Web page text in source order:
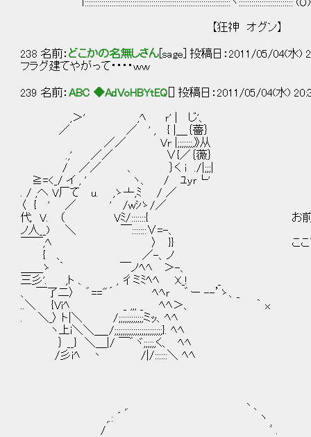
ｌ::::::::::::::::::::::::::::::::::::::::::::::::::::::::::::::::::::::ヽ::::::::::::::::::::::::::
【狂神 オグン】
238 名前： どこかの名無しさん [sage] 投稿日：2011/05/04(水)
フラグ建てやがって・・・・ｗｗ
239 名前： ABC ◆AdVoHBYtEQ [] 投稿日：2011/05/04(水)
,＞' ,ﾍ ｒ' | じ'、
／ ／ ' , { |＿｛薔｝
／／ Vr |;;;;;;;,》从
.,' ／／ ∨{／｛薇｝
/ ／／ 、 ｝く i ./|;;;|
≧=<_/ イ , ' ヽ、 / ﾕｙｒ└'
. / ,へ V厂て u. ,ゝ亠,ﾐ / ／
〈 { ' ／ ' /wｼゝ/／
代 V. （ Vﾐ/:::::::{ お前達は、踏み込んで
ノ人__) ＼ ￣:::::::∨=-、
￣￣,ﾍ 〉 }} ここで死んで貰
{ 、 ／-、ノ
＿＿ゝ ｀ ￣ノﾍﾍ ＞-、
三彡'. ,ト 、 , 彳ミﾐﾍﾍ X_! _
、 ￣了二〉 ゛=="´ ﾍﾍｒ ゛ー --’ゝ、_
..＼ {Viﾍ _ ,,, _ ﾍﾍ＞、 ｀ x
. ＼_〉 ト|＼ /;;;;;;;;;;;;ミｯ、ﾍﾍ
ヽ上i＼＼＿_/;;;;;;;;;;;;;;;;;;;;;;;}. ﾍﾍ
｝ __} ＼＿|/ ￣゛ヾ;;;;;,く、 ﾍﾍ
/彡iﾍ 丶 /|/::::::＼ ﾍﾍ
,. 丶、
,.: ´ ヽ
/ ﾞ .